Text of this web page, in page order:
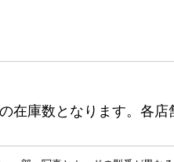
在庫数となります。各店